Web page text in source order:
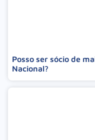
Posso ser sócio de
Nacional?